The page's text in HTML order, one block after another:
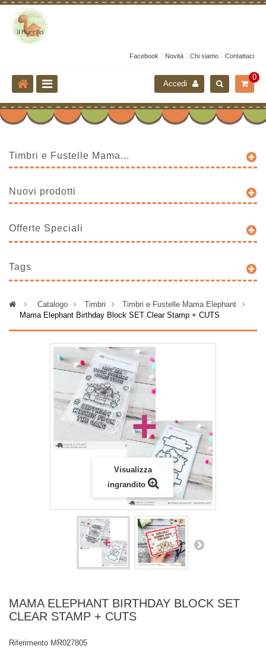
Facebook Novità Chi siamo Contattaci
0
Accedi
Timbri e Fustelle Mama...
Nuovi prodotti
Offerte Speciali
Tags
> Catalogo > Timbri >
Timbri e Fustelle Mama Elephant
Mama Elephant Birthday Block SET Clear Stamp + CUTS
Visualizza
ingrandito
MAMA ELEPHANT BIRTHDAY BLOCK SET
CLEAR STAMP + CUTS
Riferimento MR027805